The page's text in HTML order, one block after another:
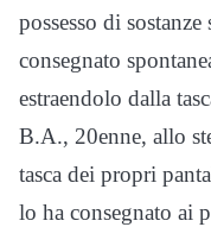
possesso di
consegnato
estraendolo dalla
B.A., 20enne, allo
tasca dei propri
lo ha consegnato ai